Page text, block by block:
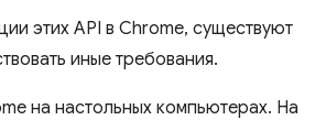
этих API в Chrome, существуют
иные требования.
на настольных компьютерах. На